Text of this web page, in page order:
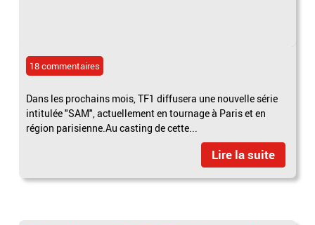
18 commentaires
Dans les prochains mois, TF1 diffusera une nouvelle série
intitulée "SAM", actuellement en tournage à Paris et en
région parisienne.Au casting de cette...
Lire la suite